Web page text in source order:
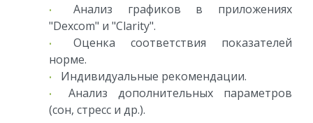
Анализ графиков в приложениях
"Dexcom" и "Clarity".
Оценка соответствия показателей
норме.
Индивидуальные рекомендации.
Анализ дополнительных параметров
(сон, стресс и др.).